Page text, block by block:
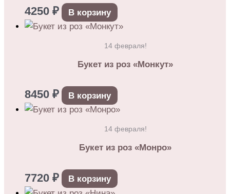
4250 ₽ В корзину
14 февраля!
Букет из роз «Монкут»
8450 ₽ В корзину
14 февраля!
Букет из роз «Монро»
7720 ₽ В корзину